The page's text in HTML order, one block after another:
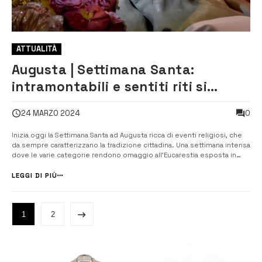
ATTUALITÀ
Augusta | Settimana Santa:
intramontabili e sentiti riti si
24 MARZO 2024 0
Inizia oggi la Settimana Santa ad Augusta ricca di eventi religiosi, che
da sempre caratterizzano la tradizione cittadina. Una settimana intensa
dove le varie categorie rendono omaggio all’Eucarestia esposta in
singola confraternita si reca processionalmente nel massimo tempio
LEGGI DI PIÙ
1 2